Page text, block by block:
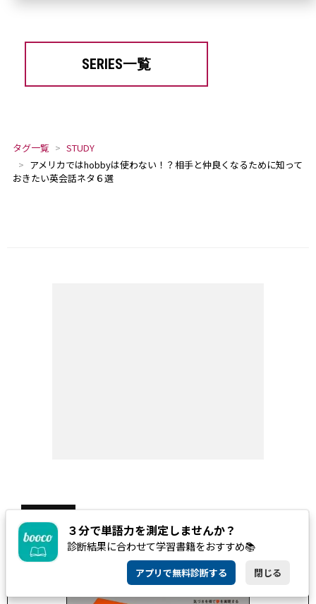
SERIES一覧
タグ一覧
STUDY
アメリカではhobbyは使わない！？相手と仲良くなるために知って
おきたい英会話ネタ６選
2026
08 おすすめ新刊
Realize 英文法MASTERY［基礎～必修レベル］
３分で単語力を測定しませんか？
診断結果に合わせて学習書籍をおすすめ📚
アプリで無料診断する 閉じる